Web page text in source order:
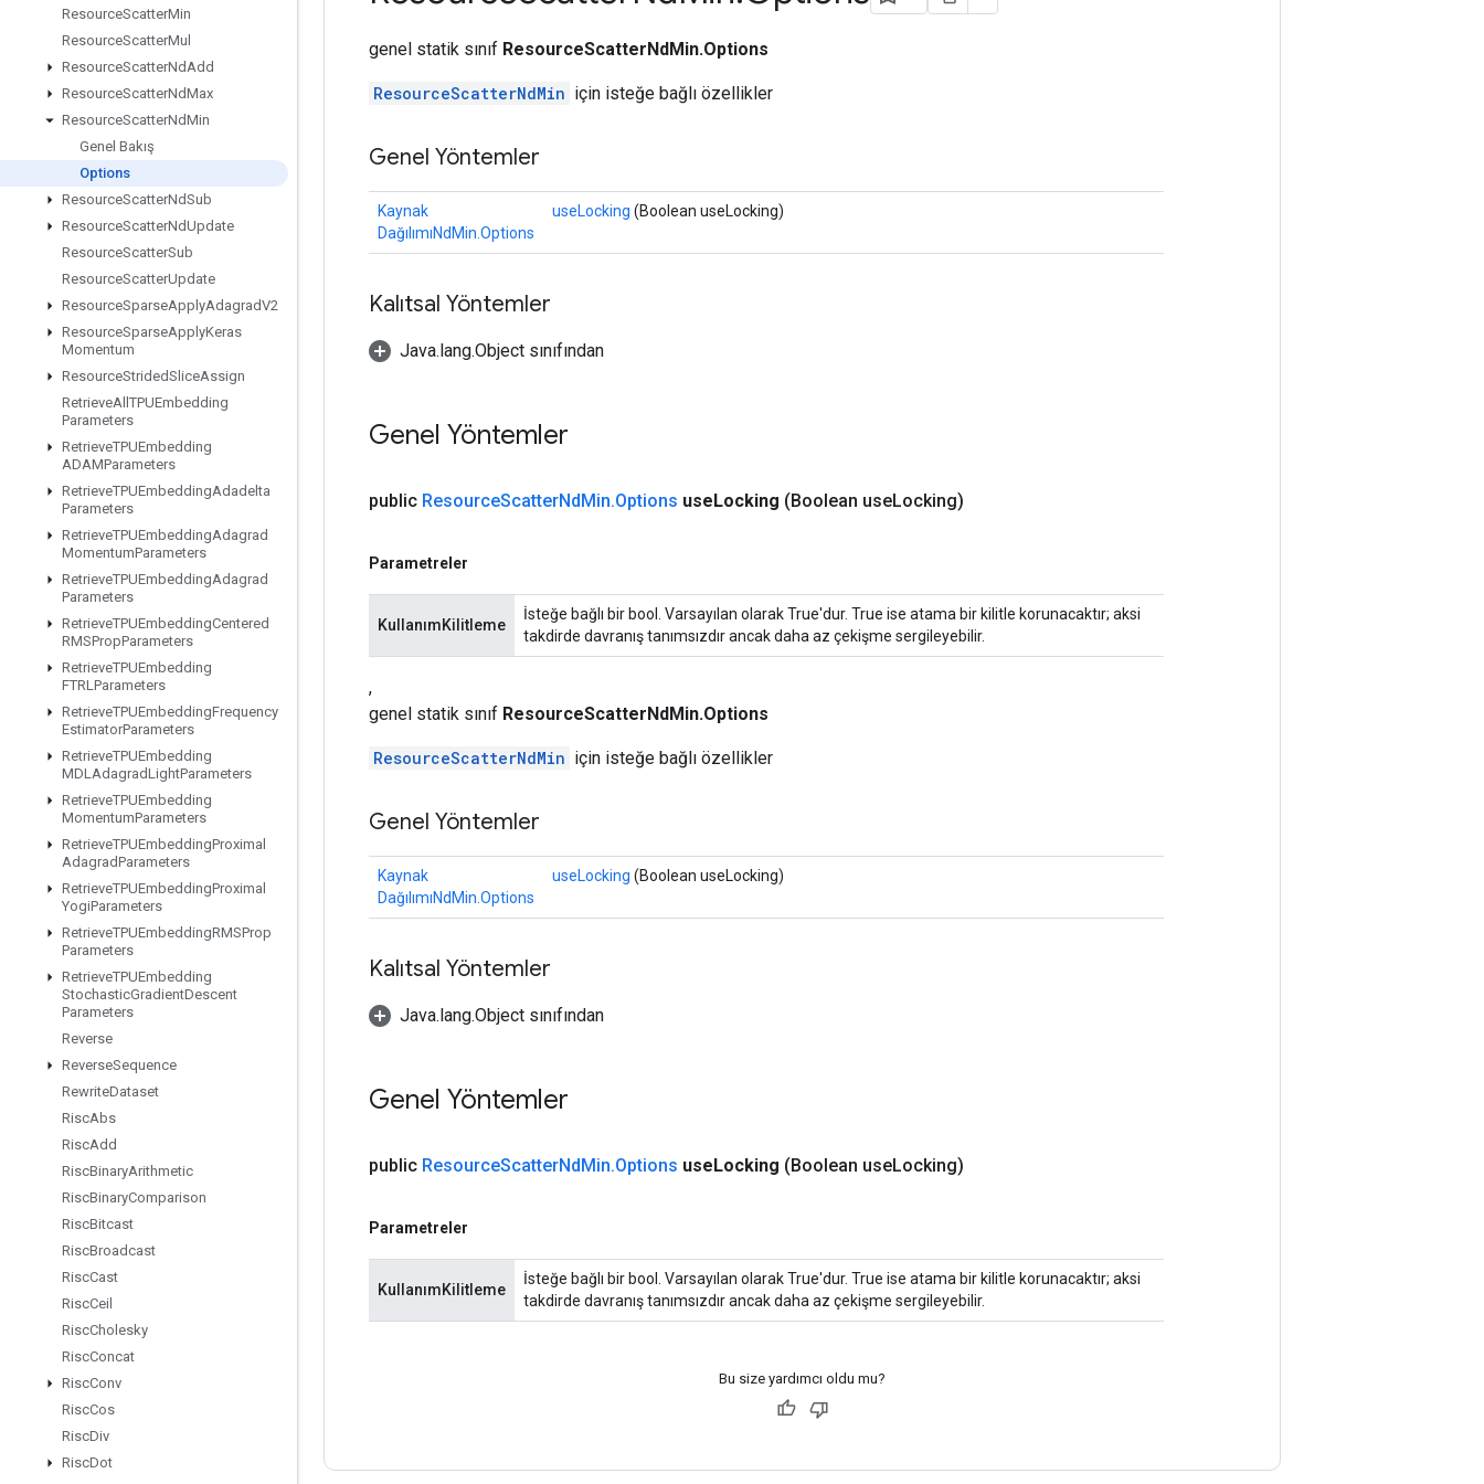
ResourceScatterMin
ResourceScatterMul
ResourceScatterNdAdd
ResourceScatterNdMax
ResourceScatterNdMin
Genel Bakış
Options
ResourceScatterNdSub
ResourceScatterNdUpdate
ResourceScatterSub
ResourceScatterUpdate
ResourceSparseApplyAdagradV2
ResourceSparseApplyKeras
Momentum
ResourceStridedSliceAssign
RetrieveAll TPUEmbedding
Parameters
RetrieveTPUEmbedding
ADAMParameters
RetrieveTPUEmbeddingAdadelta
Parameters
RetrieveTPUEmbeddingAdagrad
MomentumParameters
RetrieveTPUEmbeddingAdagrad
Parameters
RetrieveTPUEmbeddingCentered
RMSPropParameters
RetrieveTPUEmbedding
FTRLParameters
RetrieveTPUEmbeddingFrequency
EstimatorParameters
RetrieveTPUEmbedding
MDLAdagradLightParameters
RetrieveTPUEmbedding
MomentumParameters
RetrieveTPUEmbeddingProximal
AdagradParameters
RetrieveTPUEmbeddingProximal
YogiParameters
RetrieveTPUEmbeddingRMSProp
Parameters
RetrieveTPUEmbedding
StochasticGradientDescent
Parameters
Reverse
ReverseSequence
RewriteDataset
RiscAbs
RiscAdd
RiscBinaryArithmetic
RiscBinaryComparison
RiscBitcast
RiscBroadcast
RiscCast
RiscCeil
RiscCholesky
RiscConcat
RiscConv
RiscCos
RiscDiv
RiscDot
genel statik sınıf ResourceScatterNdMin.Options
ResourceScatterNdMin için isteğe bağlı özellikler
Genel Yöntemler
Kaynak
DağılımıNdMin.Options
useLocking (Boolean useLocking)
Kalıtsal Yöntemler
Java.lang.Object sınıfından
Genel Yöntemler
public ResourceScatterNdMin.Options useLocking (Boolean useLocking)
Parametreler
KullanımKilitleme
İsteğe bağlı bir bool. Varsayılan olarak True'dur. True ise atama bir kilitle korunacaktır; aksi
takdirde davranış tanımsızdır ancak daha az çekişme sergileyebilir.
,
genel statik sınıf ResourceScatterNdMin.Options
ResourceScatterNdMin için isteğe bağlı özellikler
Genel Yöntemler
Kaynak
DağılımıNdMin.Options
useLocking (Boolean useLocking)
Kalıtsal Yöntemler
Java.lang.Object sınıfından
Genel Yöntemler
public ResourceScatterNdMin.Options useLocking (Boolean useLocking)
Parametreler
KullanımKilitleme
İsteğe bağlı bir bool. Varsayılan olarak True'dur. True ise atama bir kilitle korunacaktır; aksi
takdirde davranış tanımsızdır ancak daha az çekişme sergileyebilir.
Bu size yardımcı oldu mu?